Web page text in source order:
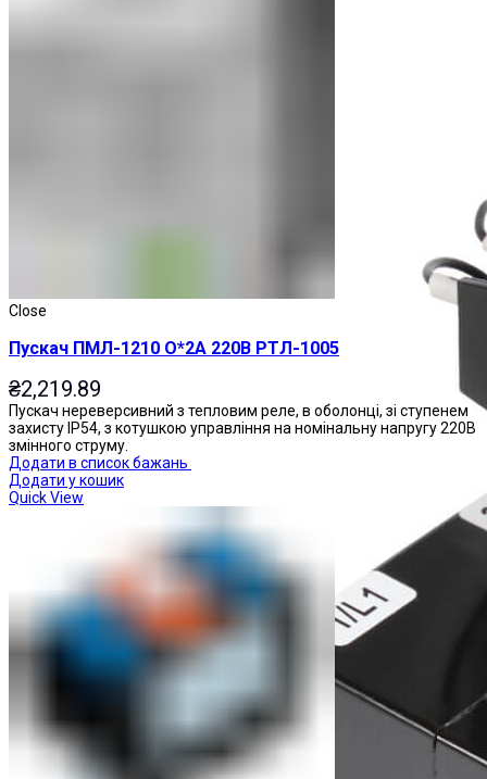
Close
Пускач ПМЛ-1210 О*2А 220В РТЛ-1005
₴2,219.89
Пускач нереверсивний з тепловим реле, в оболонці, зі ступенем
захисту IP54, з котушкою управління на номінальну напругу 220В
змінного струму.
Додати в список бажань
Додати у кошик
Quick View